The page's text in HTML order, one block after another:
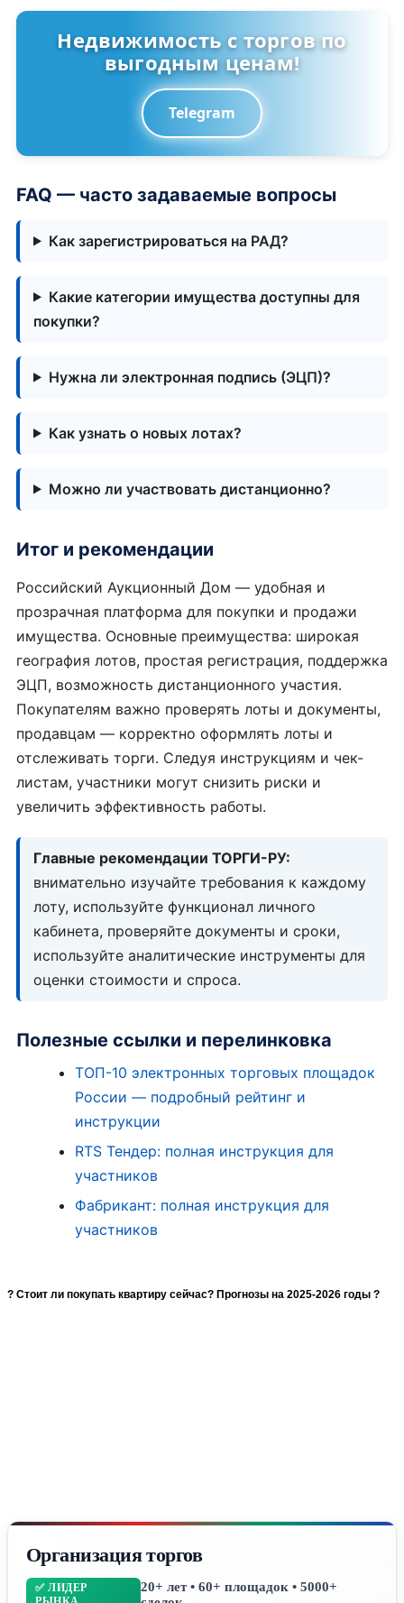
Недвижимость с торгов по
выгодным ценам!
Telegram
FAQ — часто задаваемые вопросы
Как зарегистрироваться на РАД?
Какие категории имущества доступны для
покупки?
Нужна ли электронная подпись (ЭЦП)?
Как узнать о новых лотах?
Можно ли участвовать дистанционно?
Итог и рекомендации
Российский Аукционный Дом — удобная и
прозрачная платформа для покупки и продажи
имущества. Основные преимущества: широкая
география лотов, простая регистрация, поддержка
ЭЦП, возможность дистанционного участия.
Покупателям важно проверять лоты и документы,
продавцам — корректно оформлять лоты и
отслеживать торги. Следуя инструкциям и чек-
листам, участники могут снизить риски и
увеличить эффективность работы.
Главные рекомендации ТОРГИ-РУ:
внимательно изучайте требования к каждому
лоту, используйте функционал личного
кабинета, проверяйте документы и сроки,
используйте аналитические инструменты для
оценки стоимости и спроса.
Полезные ссылки и перелинковка
ТОП-10 электронных торговых площадок
России — подробный рейтинг и
инструкции
RTS Тендер: полная инструкция для
участников
Фабрикант: полная инструкция для
участников
? Стоит ли покупать квартиру сейчас? Прогнозы на 2025-2026 годы ?
Организация торгов
✅ ЛИДЕР
20+ лет • 60+ площадок • 5000+